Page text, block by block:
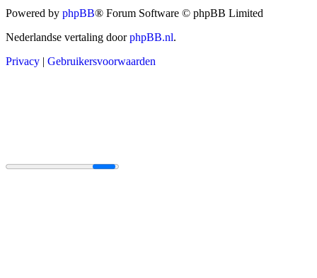
Powered by phpBB® Forum Software © phpBB Limited
Nederlandse vertaling doorphpBB.nl.
Privacy | Gebruikersvoorwaarden